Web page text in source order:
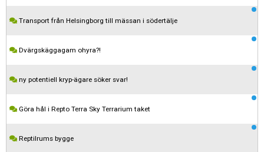
Transport från Helsingborg till mässan i södertälje
Dvärgskäggagam ohyra?!
ny potentiell kryp-ägare söker svar!
Göra hål i Repto Terra Sky Terrarium taket
Reptilrums bygge